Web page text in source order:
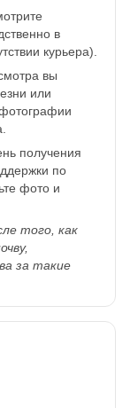
в
курьера).
вы
или
фотографии
получения
по
фото и
того, как
за такие